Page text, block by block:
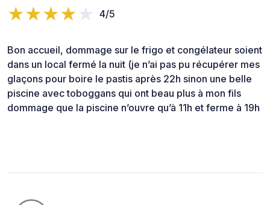
4/5
Bon accueil, dommage sur le frigo et congélateur soient
dans un local fermé la nuit (je n’ai pas pu récupérer mes
glaçons pour boire le pastis après 22h sinon une belle
piscine avec toboggans qui ont beau plus à mon fils
dommage que la piscine n’ouvre qu’à 11h et ferme à 19h